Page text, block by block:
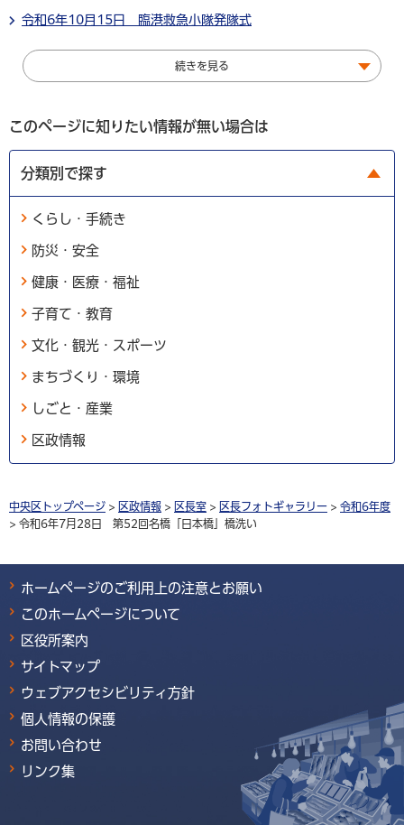
令和6年10月15日 臨港救急小隊発隊式
続きを見る
このページに知りたい情報が無い場合は
分類別で探す
くらし・手続き
防災・安全
健康・医療・福祉
子育て・教育
文化・観光・スポーツ
まちづくり・環境
しごと・産業
区政情報
中央区トップページ > 区政情報 > 区長室 > 区長フォトギャラリー > 令和6年度
> 令和6年7月28日 第52回名橋「日本橋」橋洗い
ホームページのご利用上の注意とお願い
このホームページについて
区役所案内
サイトマップ
ウェブアクセシビリティ方針
個人情報の保護
お問い合わせ
リンク集